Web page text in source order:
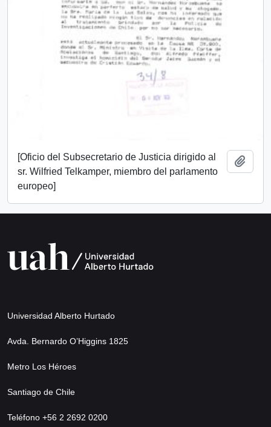
[Oficio del Subsecretario de Justicia dirigido al
sr. Wilfried Telkamper, miembro del parlamento
europeo]
Universidad Alberto Hurtado
Avda. Bernardo O’Higgins 1825
Metro Los Héroes
Santiago de Chile
Teléfono +56 2 2692 0200